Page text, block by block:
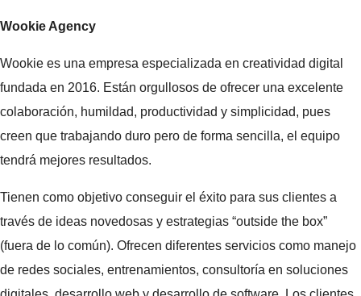
Wookie Agency
Wookie es una empresa especializada en creatividad digital
fundada en 2016. Están orgullosos de ofrecer una excelente
colaboración, humildad, productividad y simplicidad, pues
creen que trabajando duro pero de forma sencilla, el equipo
tendrá mejores resultados.
Tienen como objetivo conseguir el éxito para sus clientes a
través de ideas novedosas y estrategias “outside the box”
(fuera de lo común). Ofrecen diferentes servicios como manejo
de redes sociales, entrenamientos, consultoría en soluciones